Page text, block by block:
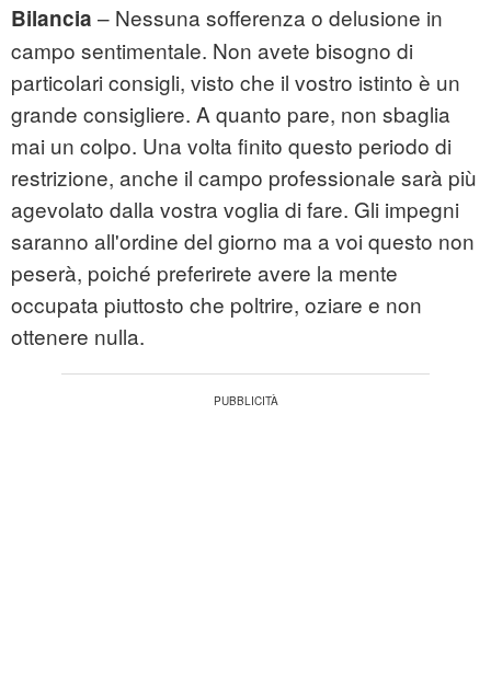
Bilancia – Nessuna sofferenza o delusione in
campo sentimentale. Non avete bisogno di
particolari consigli, visto che il vostro istinto è un
grande consigliere. A quanto pare, non sbaglia
mai un colpo. Una volta finito questo periodo di
restrizione, anche il campo professionale sarà più
agevolato dalla vostra voglia di fare. Gli impegni
saranno all'ordine del giorno ma a voi questo non
peserà, poiché preferirete avere la mente
occupata piuttosto che poltrire, oziare e non
ottenere nulla.